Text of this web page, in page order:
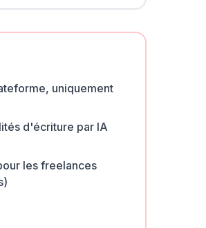
uniquement
d'écriture par IA
les freelances